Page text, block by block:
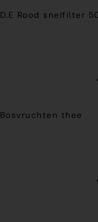
D.E Rood snelfilter
Bosvruchten thee